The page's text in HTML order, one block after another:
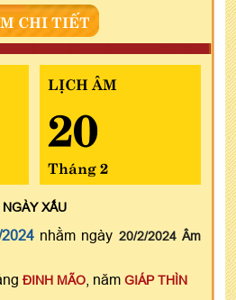
CHI TIẾT
LỊCH ÂM
20
Tháng 2
NGÀYXẤU
nhằm ngày 20/2/2024 Âm
ĐINH MÃO , năm GIÁP THÌN